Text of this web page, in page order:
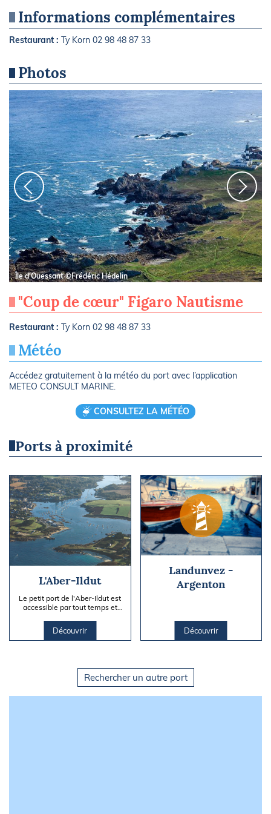
Informations complémentaires
Restaurant : Ty Korn 02 98 48 87 33
Photos
Île d'Ouessant ©Frédéric Hédelin
"Coup de cœur" Figaro Nautisme
Restaurant : Ty Korn 02 98 48 87 33
Météo
Accédez gratuitement à la météo du port avec l’application
METEO CONSULT MARINE.
CONSULTEZ LA MÉTÉO
Ports à proximité
L'Aber-Ildut
Le petit port de l'Aber-Ildut est
accessible par tout temps et
plaisanciers que les...
Découvrir
Landunvez -
Argenton
Découvrir
Rechercher un autre port